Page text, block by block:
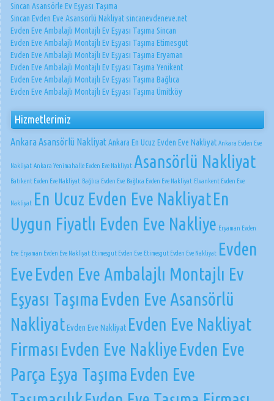
Sincan Asansörle Ev Eşyası Taşıma
Sincan Evden Eve Asansörlü Nakliyat sincanevdeneve.net
Evden Eve Ambalajlı Montajlı Ev Eşyası Taşıma Sincan
Evden Eve Ambalajlı Montajlı Ev Eşyası Taşıma Etimesgut
Evden Eve Ambalajlı Montajlı Ev Eşyası Taşıma Eryaman
Evden Eve Ambalajlı Montajlı Ev Eşyası Taşıma Yenikent
Evden Eve Ambalajlı Montajlı Ev Eşyası Taşıma Bağlıca
Evden Eve Ambalajlı Montajlı Ev Eşyası Taşıma Ümitköy
Hizmetlerimiz
Ankara Asansörlü NakliyatAnkara En Ucuz Evden Eve Nakliyat Ankara Evden Eve
Nakliyat Ankara Yenimahalle Evden Eve Nakliyat Asansörlü Nakliyat
Batıkent Evden Eve Nakliyat Bağlıca Evden Eve Bağlıca Evden Eve Nakliyat Elvankent Evden Eve
Nakliyat En Ucuz Evden Eve NakliyatEn
Uygun Fiyatlı Evden Eve Nakliye Eryaman Evden
Eve Eryaman Evden Eve Nakliyat Etimesgut Evden Eve Etimesgut Evden Eve Nakliyat Evden
EveEvden Eve Ambalajlı Montajlı Ev
Eşyası Taşıma Evden Eve Asansörlü
NakliyatEvden Eve Nakliyat Evden Eve Nakliyat
Firması Evden Eve NakliyeEvden Eve
Parça Eşya Taşıma Evden Eve